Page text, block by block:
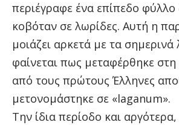
περιέγραφε ένα επίπεδο
κοβόταν σε λωρίδες. Αυτή η
μοιάζει αρκετά με τα σημερινά
φαίνεται πως μεταφέρθηκε στη
από τους πρώτους Έλληνες
μετονομάστηκε σε «laganum».
Την ίδια περίοδο και